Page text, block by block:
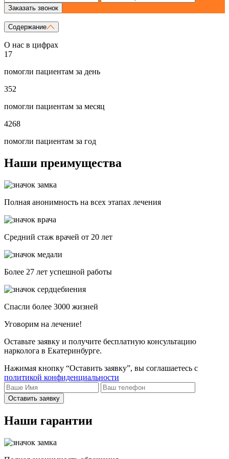
Заказать звонок
Содержание
О нас в цифрах
17
помогли пациентам за день
352
помогли пациентам за месяц
4268
помогли пациентам за год
Наши преимущества
Полная анонимность на всех этапах лечения
Средний стаж врачей от 20 лет
Более 27 лет успешной работы
Спасли более 3000 жизней
Уговорим на лечение!
Оставьте заявку и получите бесплатную консультацию
нарколога в Екатеринбурге.
Нажимая кнопку “Оставить заявку”, вы соглашаетесь с
политикой конфиденциальности
Оставить заявку
Наши гарантии